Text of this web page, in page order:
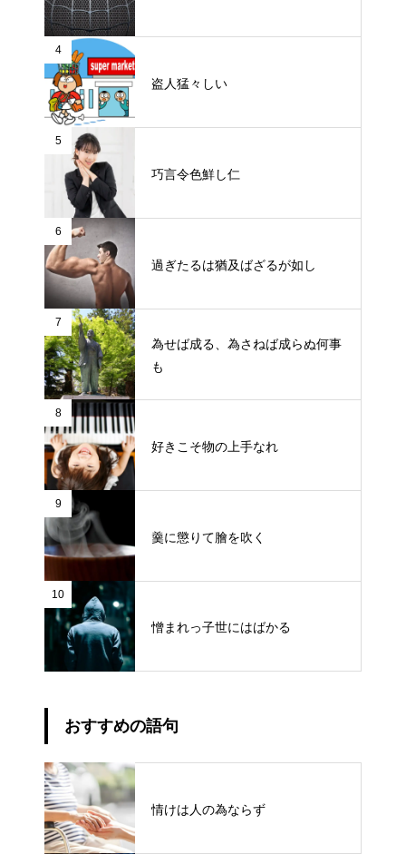
4
盗人猛々しい
5
巧言令色鮮し仁
6
過ぎたるは猶及ばざるが如し
7
為せば成る、為さねば成らぬ何事
も
8
好きこそ物の上手なれ
9
羹に懲りて膾を吹く
10
憎まれっ子世にはばかる
おすすめの語句
情けは人の為ならず